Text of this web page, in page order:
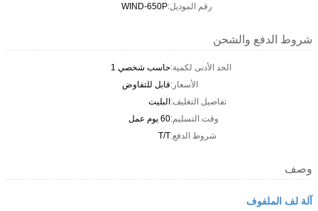
رقم الموديل:WIND-650P
شروط الدفع والشحن
الحد الأدنى لكمية:حاسب شخصي 1
الأسعار:قابل للتفاوض
تفاصيل التغليف:البليت
وقت التسليم:60 يوم عمل
شروط الدفع:T/T
وصف
آلة لف الملفوف